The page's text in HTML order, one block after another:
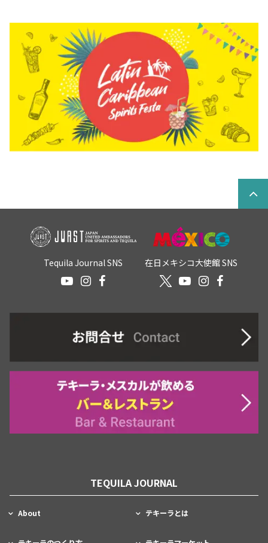
Tequila Journal SNS 在日メキシコ大使館 SNS
TEQUILA JOURNAL
About テキーラとは